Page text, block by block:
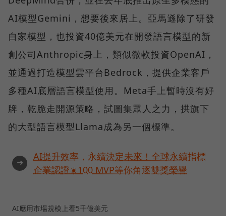
AI模型Gemini，想要後來居上。亞馬遜除了研發
自家模型，也投資40億美元在開發語言模型的新
創公司Anthropic身上，類似微軟投資OpenAI，
並通過打造模型雲平台Bedrock，提供企業客戶
多種AI底層語言模型使用。Meta手上暫時沒有好
牌，乾脆走開源策略，試圖集眾人之力，拱旗下
的大型語言模型Llama成為另一個標準。
➜
AI提升效率，永續決定未來！全球永續指標
企業認證☀️100 MVP等你角逐雙獎榮譽
AI應用市場規模上看5千億美元